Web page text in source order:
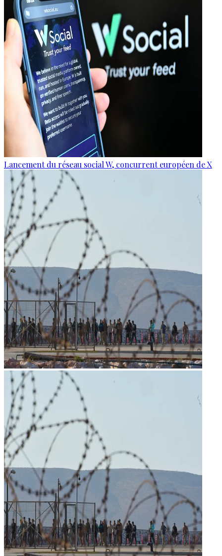
Lancement du réseau social W, concurrent européen de X